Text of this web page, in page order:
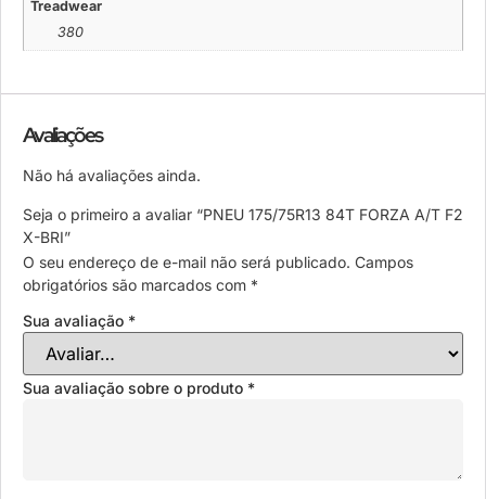
Treadwear
380
Avaliações
Não há avaliações ainda.
Seja o primeiro a avaliar “PNEU 175/75R13 84T FORZA A/T F2
X-BRI”
O seu endereço de e-mail não será publicado. Campos
obrigatórios são marcados com *
Sua avaliação *
Sua avaliação sobre o produto *